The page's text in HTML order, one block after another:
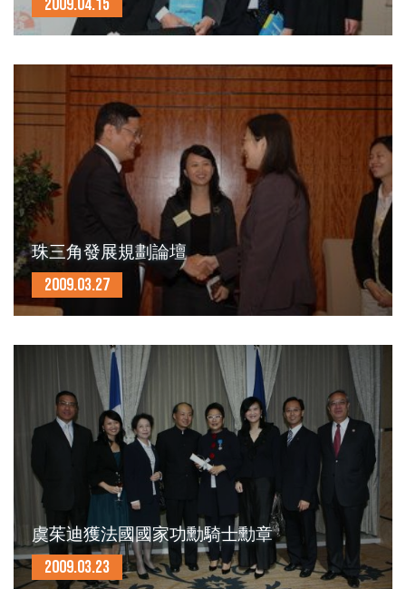
2009.04.15
珠三角發展規劃論壇
2009.03.27
虞茱迪獲法國國家功勳騎士勳章
2009.03.23